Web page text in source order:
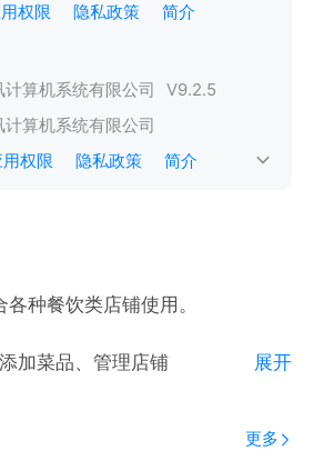
权限 隐私政策 简介
算机系统有限公司 V9.2.5
算机系统有限公司
用权限 隐私政策 简介
种餐饮类店铺使用。
加菜品、管理店铺
帮助客人点菜下单
展开
更多